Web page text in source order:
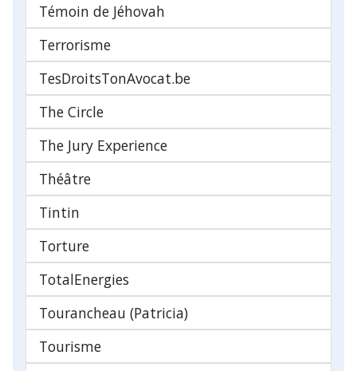
Témoin de Jéhovah
Terrorisme
TesDroitsTonAvocat.be
The Circle
The Jury Experience
Théâtre
Tintin
Torture
TotalEnergies
Tourancheau (Patricia)
Tourisme